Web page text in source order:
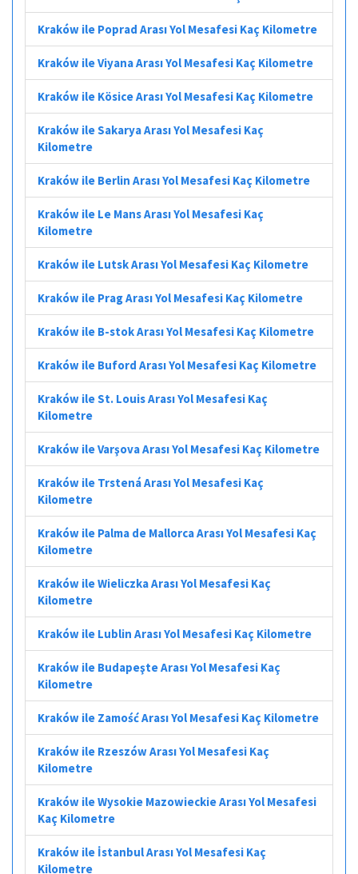
Kraków ile Poprad Arası Yol Mesafesi Kaç Kilometre
Kraków ile Viyana Arası Yol Mesafesi Kaç Kilometre
Kraków ile Kösice Arası Yol Mesafesi Kaç Kilometre
Kraków ile Sakarya Arası Yol Mesafesi Kaç
Kilometre
Kraków ile Berlin Arası Yol Mesafesi Kaç Kilometre
Kraków ile Le Mans Arası Yol Mesafesi Kaç
Kilometre
Kraków ile Lutsk Arası Yol Mesafesi Kaç Kilometre
Kraków ile Prag Arası Yol Mesafesi Kaç Kilometre
Kraków ile B-stok Arası Yol Mesafesi Kaç Kilometre
Kraków ile Buford Arası Yol Mesafesi Kaç Kilometre
Kraków ile St. Louis Arası Yol Mesafesi Kaç
Kilometre
Kraków ile Varşova Arası Yol Mesafesi Kaç Kilometre
Kraków ile Trstená Arası Yol Mesafesi Kaç
Kilometre
Kraków ile Palma de Mallorca Arası Yol Mesafesi Kaç
Kilometre
Kraków ile Wieliczka Arası Yol Mesafesi Kaç
Kilometre
Kraków ile Lublin Arası Yol Mesafesi Kaç Kilometre
Kraków ile Budapeşte Arası Yol Mesafesi Kaç
Kilometre
Kraków ile Zamość Arası Yol Mesafesi Kaç Kilometre
Kraków ile Rzeszów Arası Yol Mesafesi Kaç
Kilometre
Kraków ile Wysokie Mazowieckie Arası Yol Mesafesi
Kaç Kilometre
Kraków ile İstanbul Arası Yol Mesafesi Kaç
Kilometre